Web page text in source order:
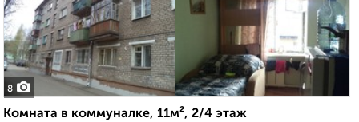
8
Комната в коммуналке, 11м², 2/4 этаж